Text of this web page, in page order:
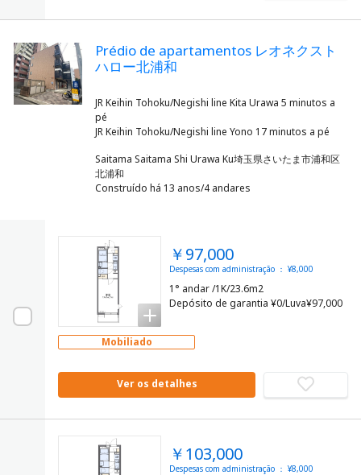
Prédio de apartamentos レオネクスト
ハロー北浦和
JR Keihin Tohoku/Negishi line Kita Urawa 5 minutos a
pé
Saitama Saitama Shi Urawa Ku埼玉県さいたま市浦和区
北浦和
Construído há 13 anos/4 andares
￥97,000
Despesas com administração ： ¥8,000
1° andar /1K/23.6m2
Depósito de garantia ¥0/Luva¥97,000
Mobiliado
Ver os detalhes
￥103,000
Despesas com administração ： ¥8,000